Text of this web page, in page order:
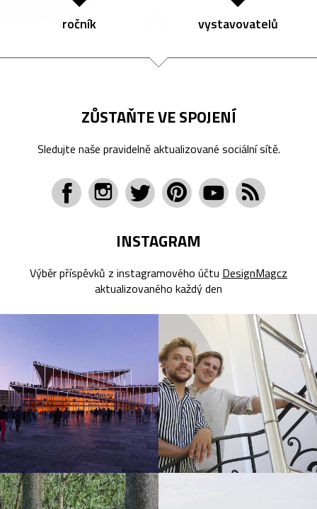
ročník vystavovatelů
ZŮSTAŇTE VE SPOJENÍ
Sledujte naše pravidelně aktualizované sociální sítě.
INSTAGRAM
Výběr příspěvků z instagramového účtu DesignMagcz
aktualizovaného každý den